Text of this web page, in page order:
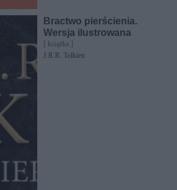
Bractwo pierścienia.
Wersja ilustrowana
[ książka ]
J.R.R. Tolkien